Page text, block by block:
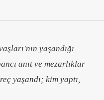
yaşandığı
anıt ve mezarlıklar
yaşandı; kim yaptı,